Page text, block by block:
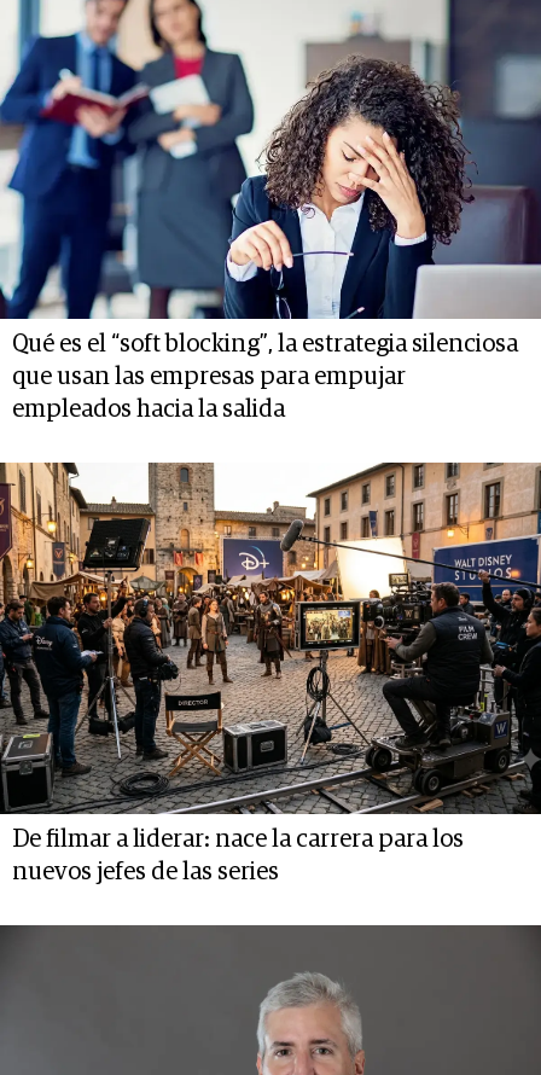
Qué es el “soft blocking”, la estrategia silenciosa
que usan las empresas para empujar
empleados hacia la salida
De filmar a liderar: nace la carrera para los
nuevos jefes de las series